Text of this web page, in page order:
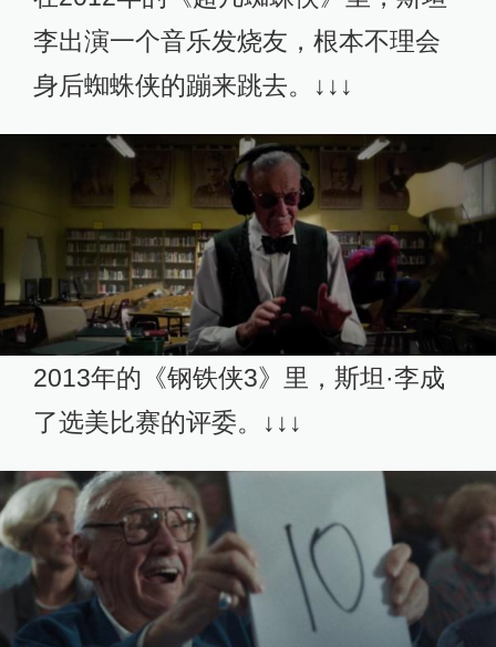
李出演一个音乐发烧友，根本不理会
身后蜘蛛侠的蹦来跳去。↓↓↓
2013年的《钢铁侠3》里，斯坦·李成
了选美比赛的评委。↓↓↓